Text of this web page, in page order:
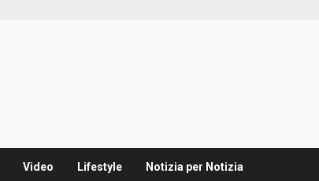
Video Lifestyle Notizia per Notizia